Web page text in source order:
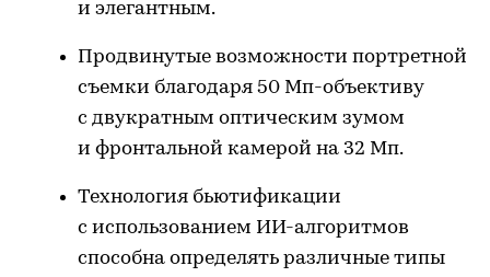
и элегантным.
Продвинутые возможности портретной
съемки благодаря 50 Мп-объективу
с двукратным оптическим зумом
и фронтальной камерой на 32 Мп.
Технология бьютификации
с использованием ИИ-алгоритмов
способна определять различные типы